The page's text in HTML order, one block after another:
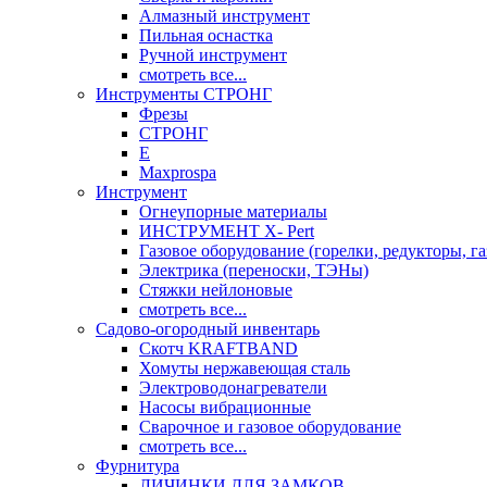
Алмазный инструмент
Пильная оснастка
Ручной инструмент
смотреть все...
Инструменты СТРОНГ
Фрезы
СТРОНГ
Е
Maxprospa
Инструмент
Огнеупорные материалы
ИНСТРУМЕНТ X- Pert
Газовое оборудование (горелки, редукторы,
Электрика (переноски, ТЭНы)
Стяжки нейлоновые
смотреть все...
Садово-огородный инвентарь
Скотч KRAFTBAND
Хомуты нержавеющая сталь
Электроводонагреватели
Насосы вибрационные
Сварочное и газовое оборудование
смотреть все...
Фурнитура